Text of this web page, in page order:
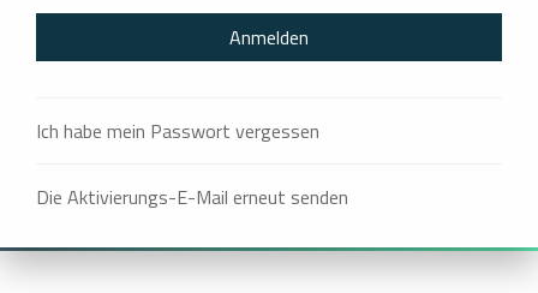
Ich habe mein Passwort vergessen
Die Aktivierungs-E-Mail erneut senden